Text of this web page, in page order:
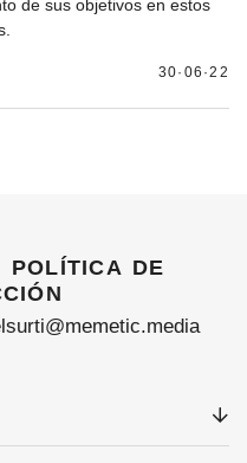
de sus objetivos en estos
30·06·22
política de